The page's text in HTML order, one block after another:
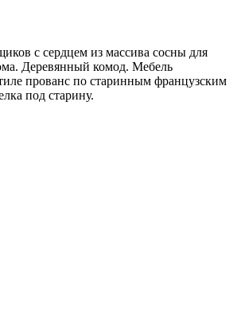
с сердцем из массива сосны для
Деревянный комод. Мебель
прованс по старинным французским
под старину.